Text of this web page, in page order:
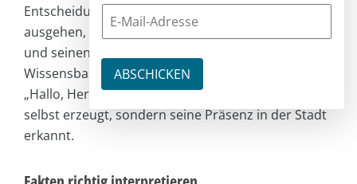
Entscheidungen treffen können. Wenn wir davon
ausgehen, dass der Digitalassistent Herrn Obama
und seinen Beruf als Politiker schon vorher in die
Wissensbasis aufgenommen hat, dann wird durch
„Hallo, Herr Obama“ kein neues Wissen über ihn
selbst erzeugt, sondern seine Präsenz in der Stadt
erkannt.